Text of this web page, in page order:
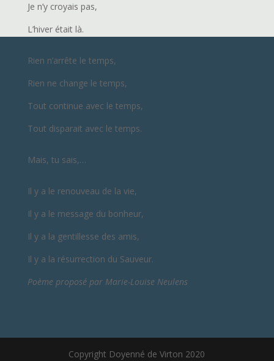
Je n’y croyais pas,
L’hiver était là.
Rien n’arrête le temps,
Rien ne change le temps,
Tout continue avec le temps,
Tout disparait avec le temps.
Mais, tu sais,…
Il y a le renouveau de la vie,
Il y a le message du bonheur,
Il y a la gentillesse des amis,
Il y a la résurrection du Sauveur.
Poème proposé par Marie-Louise Neulens
Copyright Doyenné de Virton 2020